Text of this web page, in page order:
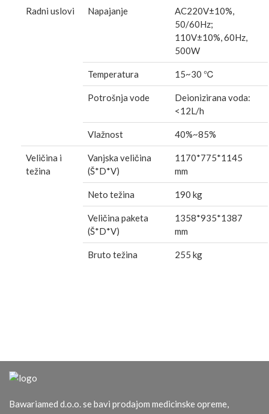
Radni uslovi Napajanje
AC220V±10%,
50/60Hz;
110V±10%, 60Hz,
500W
Temperatura 15~30 ℃
Potrošnja vode
Deionizirana voda:
<12L/h
Vlažnost 40%~85%
Veličina i
težina
Vanjska veličina
(Š*D*V)
1170*775*1145
mm
Neto težina 190 kg
Veličina paketa
(Š*D*V)
1358*935*1387
mm
Bruto težina 255 kg
Bawariamed d.o.o. se bavi prodajom medicinske opreme,